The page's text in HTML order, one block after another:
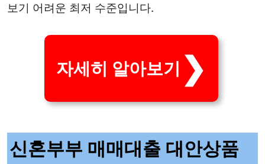
보기 어려운 최저 수준입니다.
자세히 알아보기
신혼부부 매매대출 대안상품